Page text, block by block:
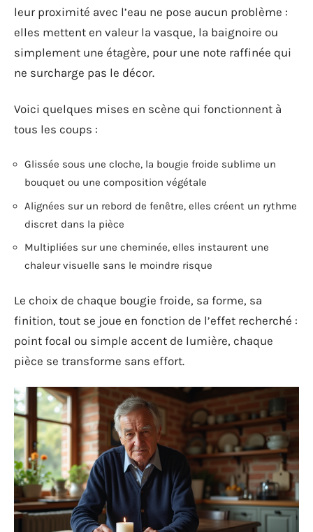
leur proximité avec l’eau ne pose aucun problème :
elles mettent en valeur la vasque, la baignoire ou
simplement une étagère, pour une note raffinée qui
ne surcharge pas le décor.
Voici quelques mises en scène qui fonctionnent à
tous les coups :
Glissée sous une cloche, la bougie froide sublime un
bouquet ou une composition végétale
Alignées sur un rebord de fenêtre, elles créent un rythme
discret dans la pièce
Multipliées sur une cheminée, elles instaurent une
chaleur visuelle sans le moindre risque
Le choix de chaque bougie froide, sa forme, sa
finition, tout se joue en fonction de l’effet recherché :
point focal ou simple accent de lumière, chaque
pièce se transforme sans effort.